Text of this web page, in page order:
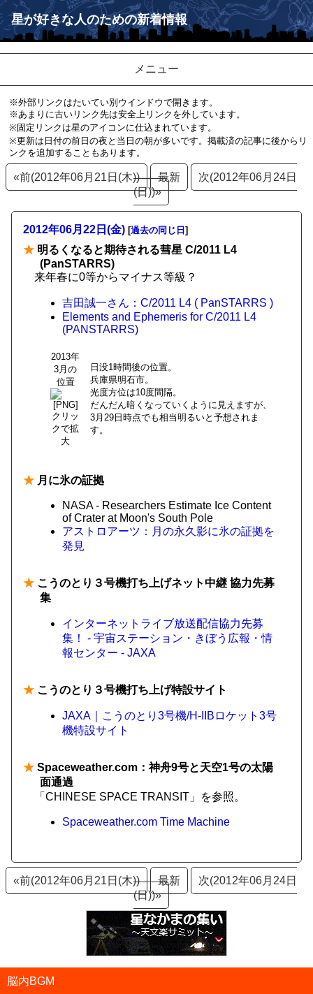
星が好きな人のための新着情報
メニュー
※外部リンクはたいてい別ウインドウで開きます。
※あまりに古いリンク先は安全上リンクを外しています。
※固定リンクは星のアイコンに仕込まれています。
※更新は日付の前日の夜と当日の朝が多いです。掲載済の記事に後からリ
ンクを追加することもあります。
«前(2012年06月21日(木)) 最新
次(2012年06月24日
(日))»
2012年06月22日(金) [過去の同じ日 ]
★ 明るくなると期待される彗星 C/2011 L4
(PanSTARRS)
来年春に0等からマイナス等級？
吉田誠一さん：C/2011 L4 ( PanSTARRS )
Elements and Ephemeris for C/2011 L4
(PANSTARRS)
2013年
3月の
位置
クリッ
クで拡
大
日没1時間後の位置。
兵庫県明石市。
光度方位は10度間隔。
だんだん暗くなっていくように見えますが、
3月29日時点でも相当明るいと予想されま
す。
★ 月に氷の証拠
NASA - Researchers Estimate Ice Content
of Crater at Moon's South Pole
アストロアーツ：月の永久影に氷の証拠を
発見
★ こうのとり３号機打ち上げネット中継 協力先募
集
インターネットライブ放送配信協力先募
集！ - 宇宙ステーション・きぼう広報・情
報センター - JAXA
★ こうのとり３号機打ち上げ特設サイト
JAXA｜こうのとり3号機/H-IIBロケット3号
機特設サイト
★ Spaceweather.com：神舟9号と天空1号の太陽
面通過
「CHINESE SPACE TRANSIT」を参照。
Spaceweather.com Time Machine
«前(2012年06月21日(木)) 最新
次(2012年06月24日
(日))»
脳内BGM